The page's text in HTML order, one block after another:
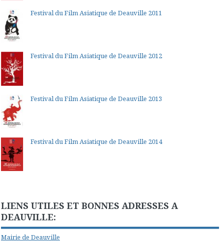
Festival du Film Asiatique de Deauville 2011
Festival du Film Asiatique de Deauville 2012
Festival du Film Asiatique de Deauville 2013
Festival du Film Asiatique de Deauville 2014
LIENS UTILES ET BONNES ADRESSES A
DEAUVILLE:
Mairie de Deauville